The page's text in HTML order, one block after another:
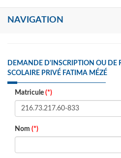
NAVIGATION
DEMANDE D'INSCRIPTION OU DE
SCOLAIRE PRIVÉ FATIMA MÉZÉ
Matricule (*)
Nom (*)